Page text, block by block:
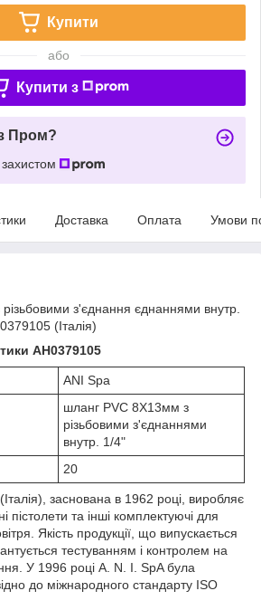
Купити
або
Купити з
Пром?
Доставка Оплата Умови
з'єднання єднаннями внутр.
(Італія)
AH0379105
ANI Spa
шланг PVC 8Х13мм з
різьбовими з'єднаннями
внутр. 1/4"
20
заснована в 1962 році, виробляє
пістолети та інші комплектуючі для
Якість продукції, що випускається
тестуванням і контролем на
У 1996 році A. N. I. SpA була
до міжнародного стандарту ISO